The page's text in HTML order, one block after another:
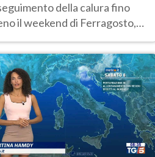
della calura fino
il weekend di Ferragosto,
prossima